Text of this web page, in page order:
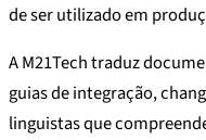
de ser utilizado em
A M21Tech traduz
guias de integração,
linguistas que